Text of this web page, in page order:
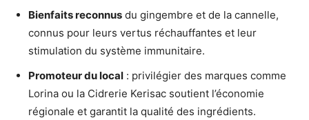
Bienfaits reconnus du gingembre et de la cannelle,
connus pour leurs vertus réchauffantes et leur
stimulation du système immunitaire.
Promoteur du local : privilégier des marques comme
Lorina ou la Cidrerie Kerisac soutient l’économie
régionale et garantit la qualité des ingrédients.